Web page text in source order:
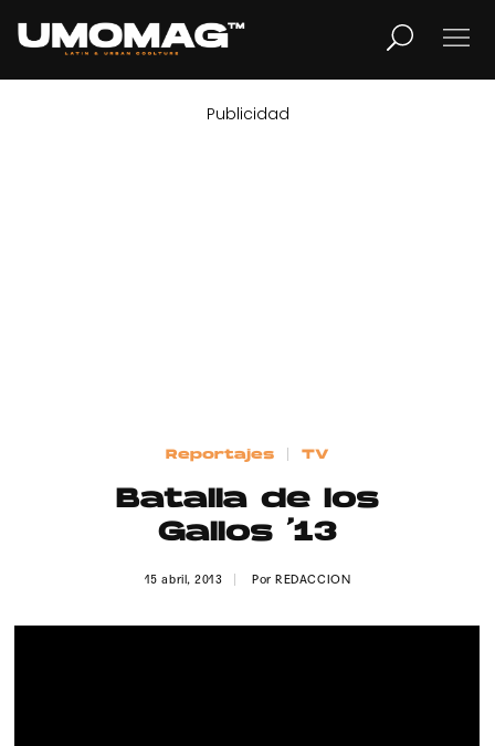
LIFESTYLE
Publicidad
Reportajes TV
Batalla de los
Gallos ’13
15 abril, 2013 PorREDACCION